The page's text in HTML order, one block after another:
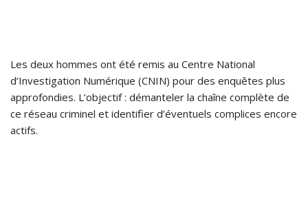
Les deux hommes ont été remis au Centre National
d’Investigation Numérique (CNIN) pour des enquêtes plus
approfondies. L’objectif : démanteler la chaîne complète de
ce réseau criminel et identifier d’éventuels complices encore
actifs.